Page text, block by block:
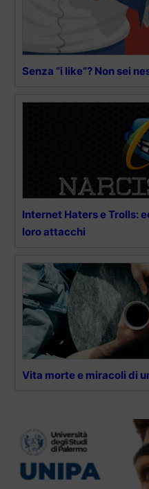
Senza “i like”? Non sei
Internet Haters e Trolls:
loro attacchi
Vita morte e miracoli di